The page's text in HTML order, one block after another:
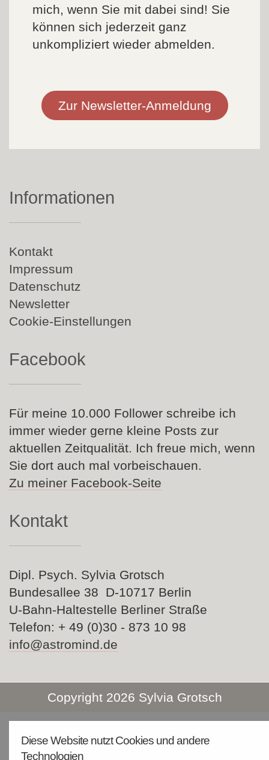
mich, wenn Sie mit dabei sind! Sie
können sich jederzeit ganz
unkompliziert wieder abmelden.
Zur Newsletter-Anmeldung
Informationen
Navigation
überspringen
Kontakt
Impressum
Datenschutz
Newsletter
Cookie-Einstellungen
Facebook
Für meine 10.000 Follower schreibe ich
immer wieder gerne kleine Posts zur
aktuellen Zeitqualität. Ich freue mich, wenn
Sie dort auch mal vorbeischauen.
Zu meiner Facebook-Seite
Kontakt
Dipl. Psych. Sylvia Grotsch
Bundesallee 38 D-10717 Berlin
U-Bahn-Haltestelle Berliner Straße
Telefon: + 49 (0)30 - 873 10 98
info@astromind.de
Copyright 2026 Sylvia Grotsch
Diese Website nutzt Cookies und andere
Technologien